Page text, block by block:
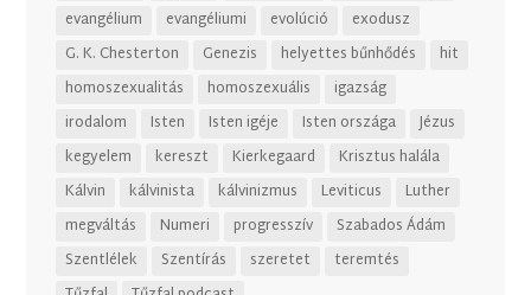
evangélium
evangéliumi evolúció
exodusz
G. K. Chesterton
Genezis helyettes bűnhődés
hit
homoszexualitás
homoszexuális
igazság
irodalom
Isten Isten igéje Isten országa
Jézus
kegyelem
kereszt Kierkegaard
Krisztus halála
Kálvin
kálvinista kálvinizmus Leviticus
Luther
megváltás
Numeri progresszív
Szabados Ádám
Szentlélek
Szentírás szeretet
teremtés